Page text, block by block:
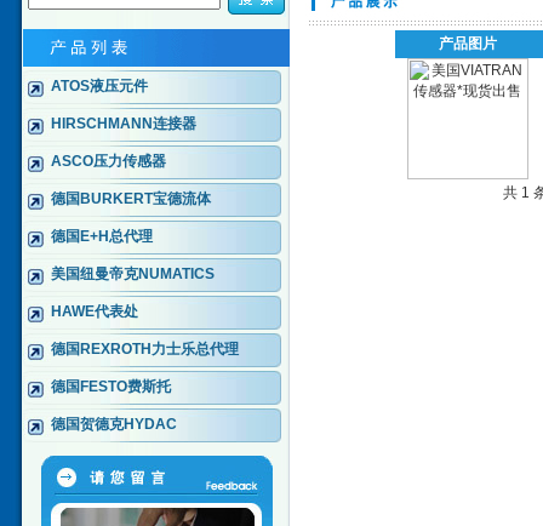
ATOS液压元件
HIRSCHMANN连接器
ASCO压力传感器
德国BURKERT宝德流体
德国E+H总代理
美国纽曼帝克NUMATICS
HAWE代表处
德国REXROTH力士乐总代理
德国FESTO费斯托
德国贺德克HYDAC
产品图片
共 1